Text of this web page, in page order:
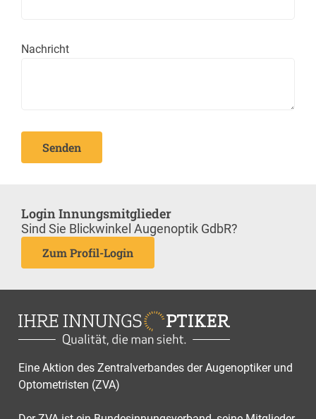
Nachricht
Senden
Login Innungsmitglieder
Sind Sie Blickwinkel Augenoptik GdbR?
Zum Profil-Login
Eine Aktion des Zentralverbandes der Augenoptiker und
Optometristen (ZVA)